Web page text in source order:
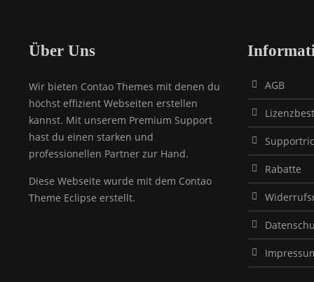
Über Uns
Wir bieten Contao Themes mit denen du
höchst effizient Webseiten erstellen
kannst. Mit unserem Premium Support
hast du einen starken und
professionellen Partner zur Hand.
Diese Webseite wurde mit dem Contao
Theme Eclipse erstellt.
AGB
Rabatte